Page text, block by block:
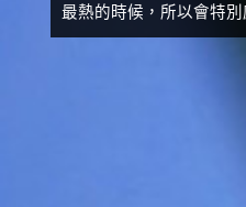
最熱的時候，所以會特別
氣候炙熱難耐。有句俗